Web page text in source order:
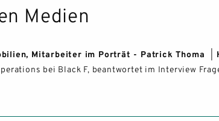
Medien
Mitarbeiter im Porträt - Patrick Thoma
bei Black F, beantwortet im Interview